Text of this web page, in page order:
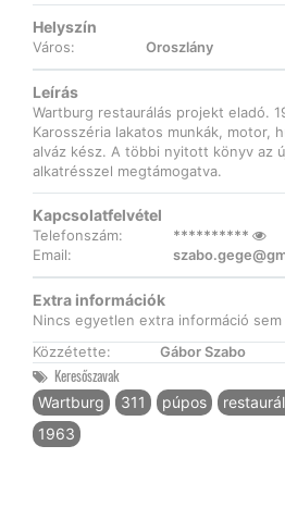
Helyszín
Város: Oroszlány
Leírás
Wartburg restaurálás projekt eladó.
Karosszéria lakatos munkák, motor,
alváz kész. A többi nyitott könyv az
alkatrésszel megtámogatva.
Kapcsolatfelvétel
Telefonszám:
**********
Email:
Extra információk
Nincs egyetlen extra információ sem
Közzétette:
Gábor Szabo
Keresőszavak
Wartburg 311 púpos
1963